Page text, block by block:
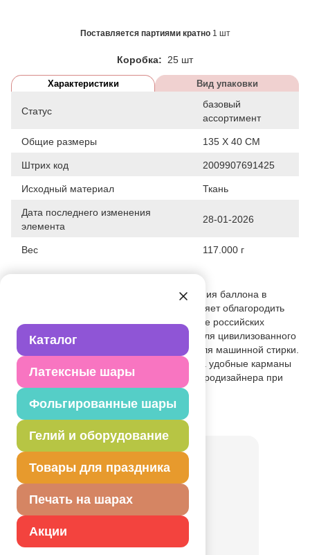
Каталог
Латексные шары
Фольгированные шары
Гелий и оборудование
Товары для праздника
Печать на шарах
Акции
Поставляется партиями кратно 1 шт
Коробка: 25 шт
Характеристики Вид упаковки
Статус
базовый
ассортимент
Общие размеры 135 Х 40 СМ
Штрих код 2009907691425
Исходный материал Ткань
Дата последнего изменения
элемента
28-01-2026
Вес 117.000 г
обязательный элемент для использования баллона в
уличной торговле, на выставках. Позволяет облагородить
некрасивый баллон. Учитывая состояние российских
баллонов - просто необходимая вещь для цивилизованного
оформления точки продаж. Пригоден для машинной стирки.
Поддерживает опрятный вид баллона, а удобные карманы
помогут организовать рабочее место аэродизайнера при
надуве шаров.
Товар из коллекцииФиолетовая